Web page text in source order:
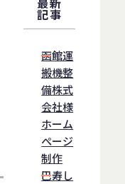
記事
函館運
搬機整
備株式
会社様
ホーム
ぺージ
制作
巴寿し